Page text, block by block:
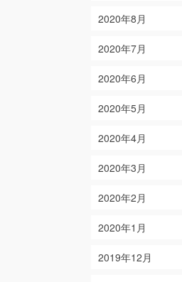
2020年8月
2020年7月
2020年6月
2020年5月
2020年4月
2020年3月
2020年2月
2020年1月
2019年12月